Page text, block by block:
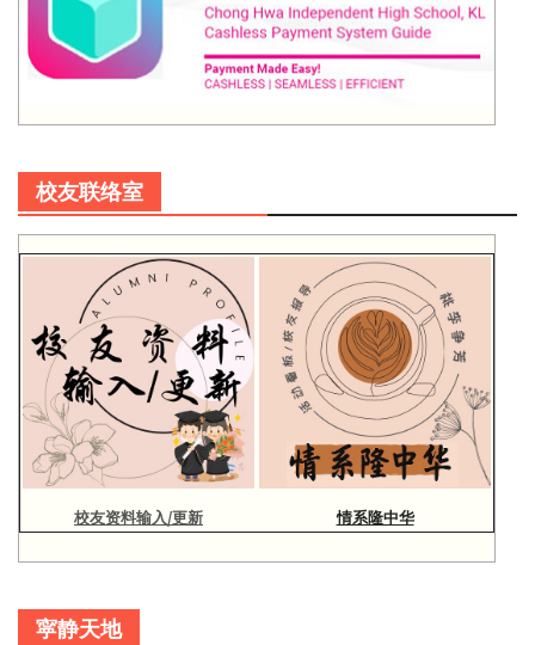
校友联络室
校友资料输入/更新 情系隆中华
寜静天地